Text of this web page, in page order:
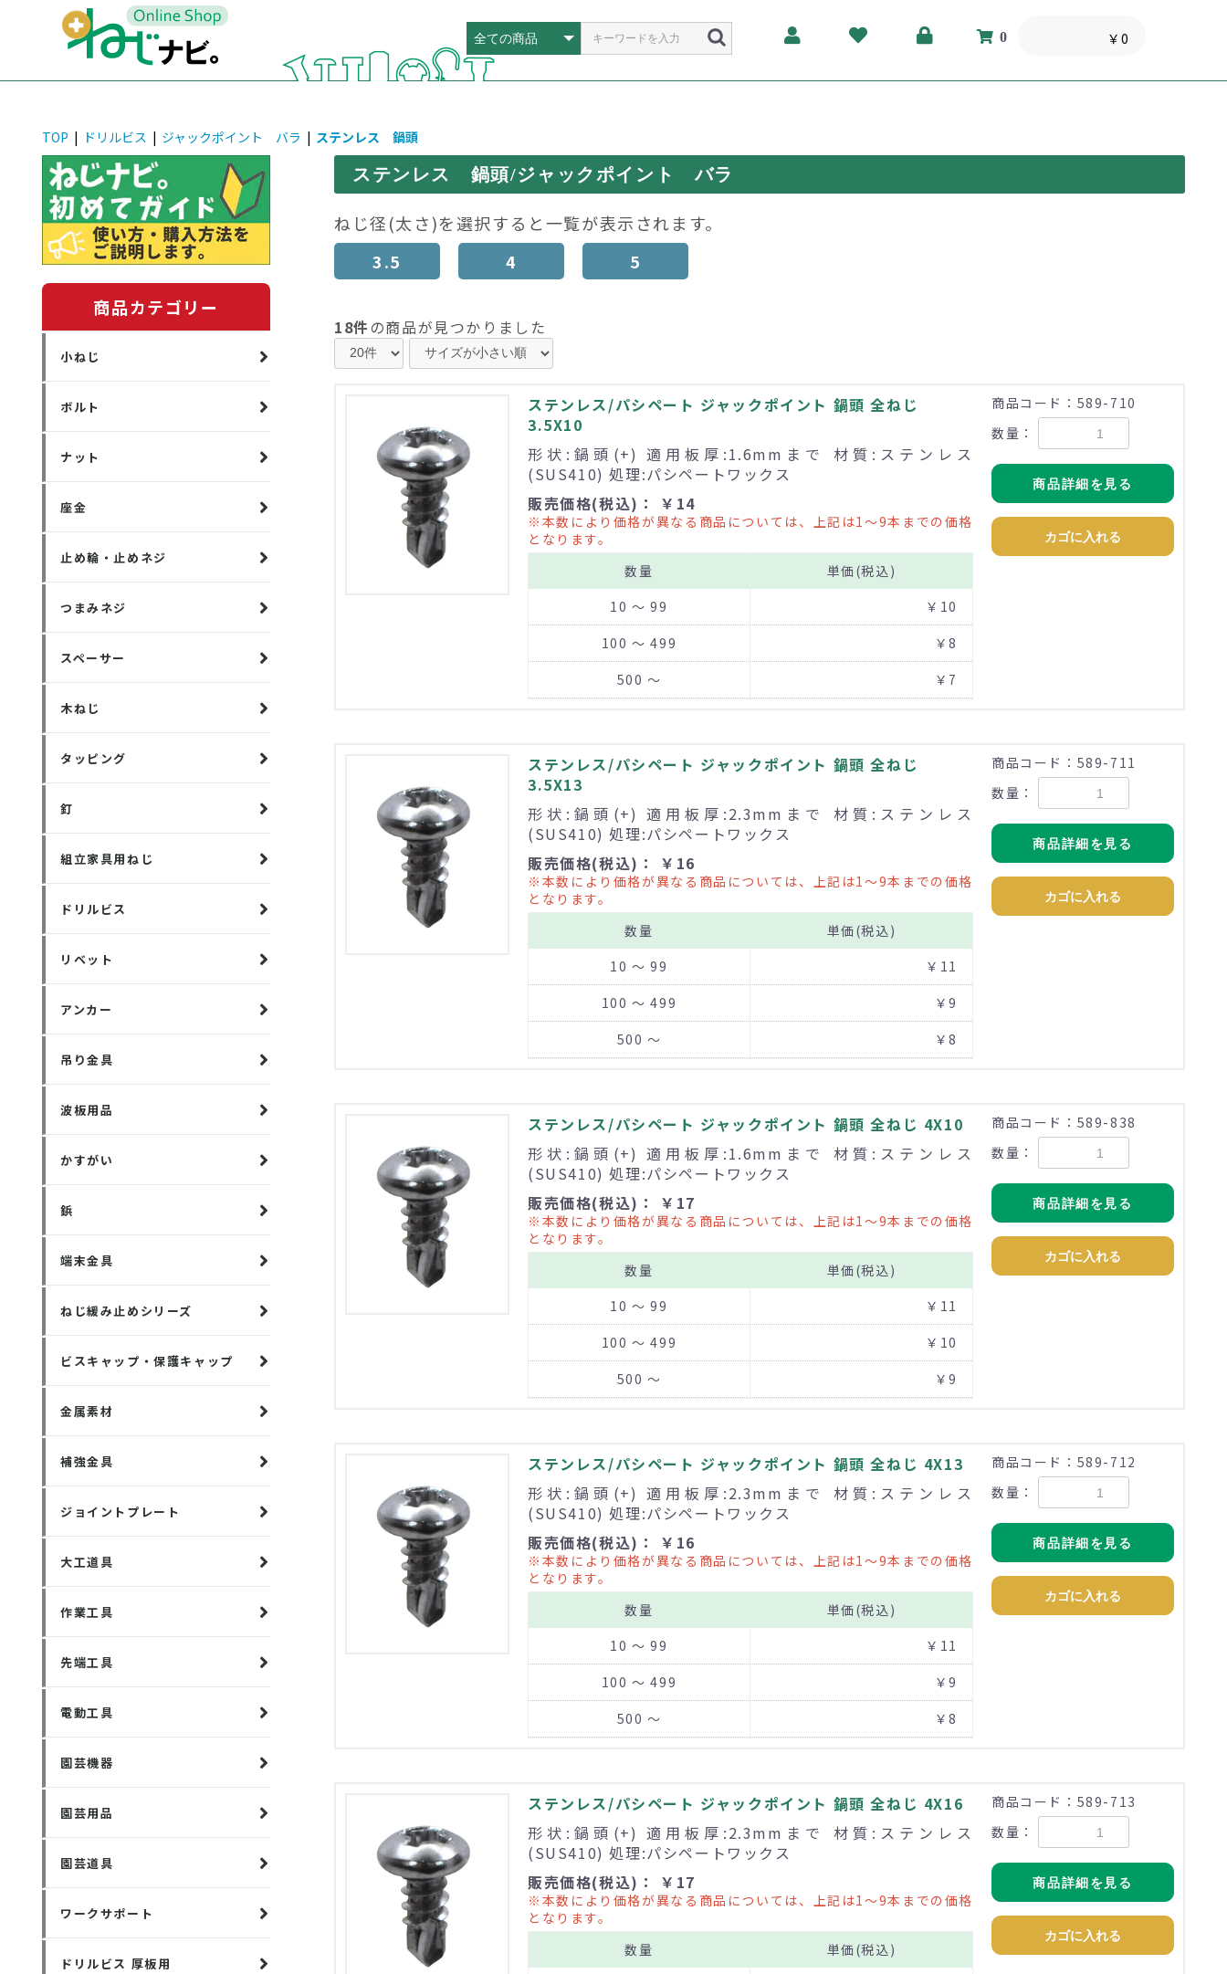
0 ￥0
TOP | ドリルビス | ジャックポイント バラ | ステンレス 鍋頭
商品カテゴリー
小ねじ
ボルト
ナット
座金
止め輪・止めネジ
つまみネジ
スペーサー
木ねじ
タッピング
釘
組立家具用ねじ
ドリルビス
リベット
アンカー
吊り金具
波板用品
かすがい
鋲
端末金具
ねじ緩み止めシリーズ
ビスキャップ・保護キャップ
金属素材
補強金具
ジョイントプレート
大工道具
作業工具
先端工具
電動工具
園芸機器
園芸用品
園芸道具
ワークサポート
ドリルビス 厚板用
ステンレス 鍋頭/ジャックポイント バラ
ねじ径(太さ)を選択すると一覧が表示されます。
3.5
4 5
18件 の商品が見つかりました
ステンレス/パシペート ジャックポイント 鍋頭 全ねじ
3.5X10
形状:鍋頭(+) 適用板厚:1.6mmまで 材質:ステンレス
(SUS410) 処理:パシペートワックス
販売価格(税込)： ￥14
※本数により価格が異なる商品については、上記は1～9本までの価格
となります。
数量
単価(税込)
10 ～ 99
￥10
100 ～ 499
￥8
500 ～
￥7
商品コード：589-710
数量：
商品詳細を見る
カゴに入れる
ステンレス/パシペート ジャックポイント 鍋頭 全ねじ
3.5X13
形状:鍋頭(+) 適用板厚:2.3mmまで 材質:ステンレス
(SUS410) 処理:パシペートワックス
販売価格(税込)： ￥16
※本数により価格が異なる商品については、上記は1～9本までの価格
となります。
数量
単価(税込)
10 ～ 99
￥11
100 ～ 499
￥9
500 ～
￥8
商品コード：589-711
数量：
商品詳細を見る
カゴに入れる
ステンレス/パシペート ジャックポイント 鍋頭 全ねじ 4X10
形状:鍋頭(+) 適用板厚:1.6mmまで 材質:ステンレス
(SUS410) 処理:パシペートワックス
販売価格(税込)： ￥17
※本数により価格が異なる商品については、上記は1～9本までの価格
となります。
数量
単価(税込)
10 ～ 99
￥11
100 ～ 499
￥10
500 ～
￥9
商品コード：589-838
数量：
商品詳細を見る
カゴに入れる
ステンレス/パシペート ジャックポイント 鍋頭 全ねじ 4X13
形状:鍋頭(+) 適用板厚:2.3mmまで 材質:ステンレス
(SUS410) 処理:パシペートワックス
販売価格(税込)： ￥16
※本数により価格が異なる商品については、上記は1～9本までの価格
となります。
数量
単価(税込)
10 ～ 99
￥11
100 ～ 499
￥9
500 ～
￥8
商品コード：589-712
数量：
商品詳細を見る
カゴに入れる
ステンレス/パシペート ジャックポイント 鍋頭 全ねじ 4X16
形状:鍋頭(+) 適用板厚:2.3mmまで 材質:ステンレス
(SUS410) 処理:パシペートワックス
販売価格(税込)： ￥17
※本数により価格が異なる商品については、上記は1～9本までの価格
となります。
数量
単価(税込)
商品コード：589-713
数量：
商品詳細を見る
カゴに入れる